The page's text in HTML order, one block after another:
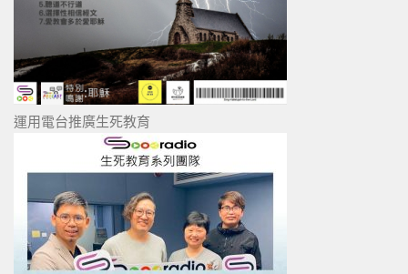
運用電台推廣生死教育